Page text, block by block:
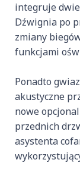
integruje
Dźwignia po
zmiany
funkcjami
Ponadto
akustyczne
nowe
przednich
asystenta